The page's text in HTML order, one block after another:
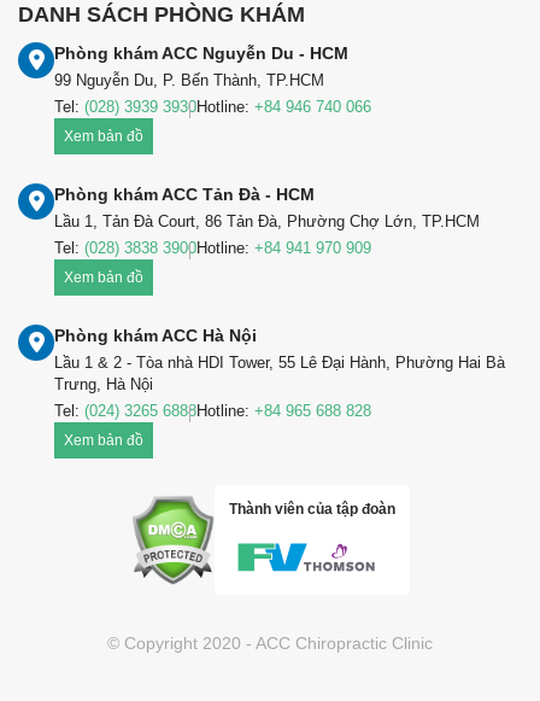
DANH SÁCH PHÒNG KHÁM
Phòng khám ACC Nguyễn Du - HCM
99 Nguyễn Du, P. Bến Thành, TP.HCM
Tel: (028) 3939 3930Hotline: +84 946 740 066
Xem bản đồ
Phòng khám ACC Tản Đà - HCM
Lầu 1, Tản Đà Court, 86 Tản Đà, Phường Chợ Lớn, TP.HCM
Tel: (028) 3838 3900Hotline: +84 941 970 909
Xem bản đồ
Phòng khám ACC Hà Nội
Lầu 1 & 2 - Tòa nhà HDI Tower, 55 Lê Đại Hành, Phường Hai Bà
Trưng, Hà Nội
Tel: (024) 3265 6888Hotline: +84 965 688 828
Xem bản đồ
Thành viên của tập đoàn
© Copyright 2020 - ACC Chiropractic Clinic